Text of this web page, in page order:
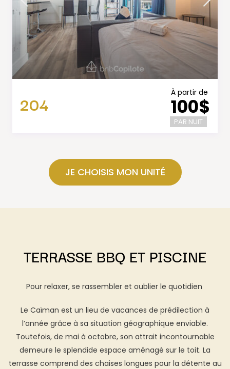
À partir de
100$
PAR NUIT
204
JE CHOISIS MON UNITÉ
TERRASSE BBQ ET PISCINE
Pour relaxer, se rassembler et oublier le quotidien
Le Caïman est un lieu de vacances de prédilection à
l’année grâce à sa situation géographique enviable.
Toutefois, de mai à octobre, son attrait incontournable
demeure le splendide espace aménagé sur le toit. La
terrasse comprend des chaises longues pour la détente au